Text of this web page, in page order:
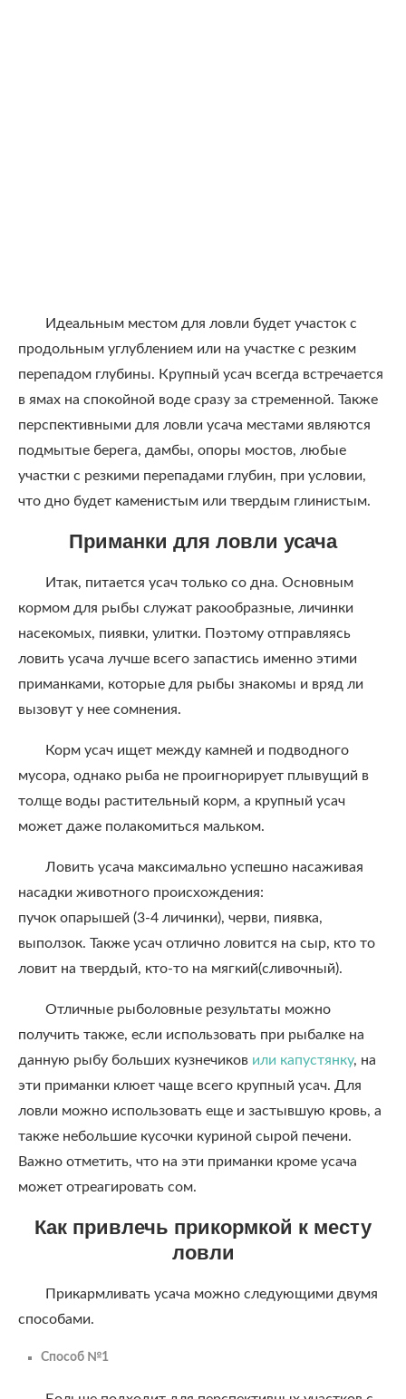
Идеальным местом для ловли будет участок с
продольным углублением или на участке с резким
перепадом глубины. Крупный усач всегда встречается
в ямах на спокойной воде сразу за стременной. Также
перспективными для ловли усача местами являются
подмытые берега, дамбы, опоры мостов, любые
участки с резкими перепадами глубин, при условии,
что дно будет каменистым или твердым глинистым.
Приманки для ловли усача
Итак, питается усач только со дна. Основным
кормом для рыбы служат ракообразные, личинки
насекомых, пиявки, улитки. Поэтому отправляясь
ловить усача лучше всего запастись именно этими
приманками, которые для рыбы знакомы и вряд ли
вызовут у нее сомнения.
Корм усач ищет между камней и подводного
мусора, однако рыба не проигнорирует плывущий в
толще воды растительный корм, а крупный усач
может даже полакомиться мальком.
Ловить усача максимально успешно насаживая
насадки животного происхождения:
пучок опарышей (3-4 личинки), черви, пиявка,
выползок. Также усач отлично ловится на сыр, кто то
ловит на твердый, кто-то на мягкий(сливочный).
Отличные рыболовные результаты можно
получить также, если использовать при рыбалке на
данную рыбу больших кузнечиков или капустянку, на
эти приманки клюет чаще всего крупный усач. Для
ловли можно использовать еще и застывшую кровь, а
также небольшие кусочки куриной сырой печени.
Важно отметить, что на эти приманки кроме усача
может отреагировать сом.
Как привлечь прикормкой к месту
ловли
Прикармливать усача можно следующими двумя
способами.
Способ №1